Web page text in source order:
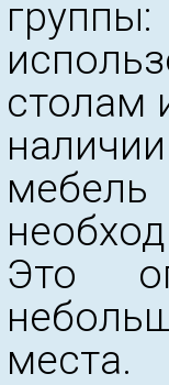
столам
Это
места.